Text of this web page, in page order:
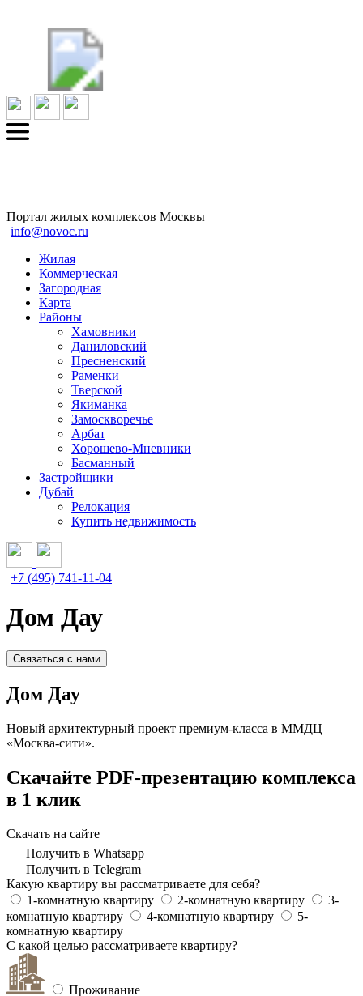
Портал жилых комплексов Москвы
info@novoc.ru
Жилая
Коммерческая
Загородная
Карта
Районы
Хамовники
Даниловский
Пресненский
Раменки
Тверской
Якиманка
Замоскворечье
Арбат
Хорошево-Мневники
Басманный
Застройщики
Дубай
Релокация
Купить недвижимость
+7 (495) 741-11-04
Дом Дау
Связаться с нами
Дом Дау
Новый архитектурный проект премиум-класса в ММДЦ
«Москва-сити».
Скачайте PDF-презентацию комплекса
в 1 клик
Скачать на сайте
Получить в Whatsapp
Получить в Telegram
Какую квартиру вы рассматриваете для себя?
1-комнатную квартиру
2-комнатную квартиру
3-
комнатную квартиру
4-комнатную квартиру
5-
комнатную квартиру
С какой целью рассматриваете квартиру?
Проживание